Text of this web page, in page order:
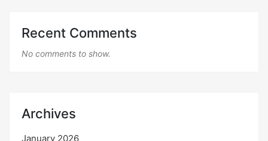
Recent Comments
No comments to show.
Archives
January 2026